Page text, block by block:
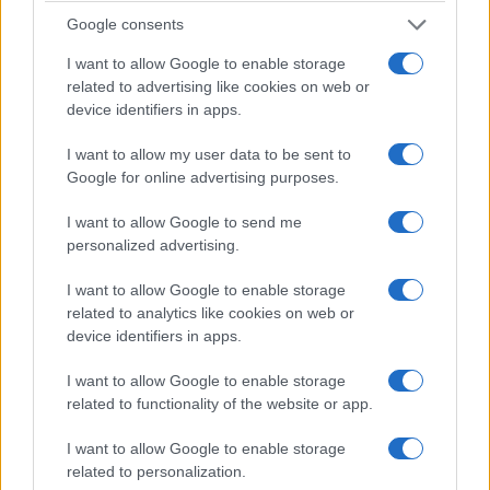
Google consents
I want to allow Google to enable storage
related to advertising like cookies on web or
device identifiers in apps.
I want to allow my user data to be sent to
Google for online advertising purposes.
I want to allow Google to send me
personalized advertising.
I want to allow Google to enable storage
related to analytics like cookies on web or
device identifiers in apps.
I want to allow Google to enable storage
related to functionality of the website or app.
I want to allow Google to enable storage
related to personalization.
amici di 13 e 14 anni (ancora senza smartphone,
complimenti sinceri ai genitori) hanno fatto
qualcosa di semplice ma, visti i tempi,
rivoluzionario. Invece di passare le vacanze
scrollando su Instagram hanno costruito un
banchetto nel cortile di casavicino alla piazza
limonata
fresca,caffè, acqua e pasticcini. Lo scopo?
vecchioPiaggio Ciao, il motorino che ha fatto
sognare generazioni intere e che è praticamente
I ragazzi si svegliavano anche alle cinque del
mattino per preparare tutto e per guadagnare
qualche soldino anziché mettere il broncio ai